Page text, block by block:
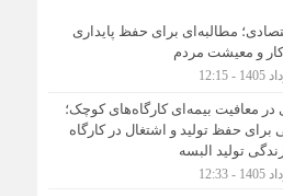
مطالبه‌ای برای حفظ پایداری
و معیشت مردم
در معافیت بیمه‌ای کارگاه‌های کوچک؛
برای حفظ تولید و اشتغال در کارگاه
تولید البسه